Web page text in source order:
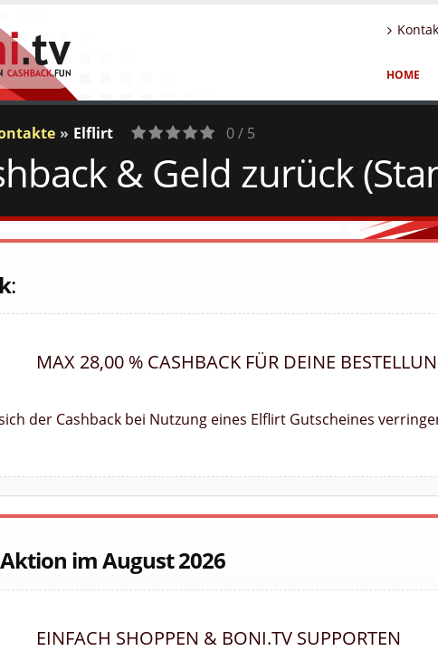
HOME
Elflirt
0Votes
0 / 5
& Geld zurück
:
MAX 28,00 % CASHBACK FÜR DEINE
der Cashback bei Nutzung eines Elflirt Gutscheines
im August 2026
EINFACH SHOPPEN & BONI.TV SUPPORTEN